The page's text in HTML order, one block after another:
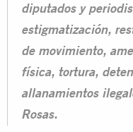
diputados y
estigmatización,
de movimiento,
física, tortura,
allanamientos
Rosas.